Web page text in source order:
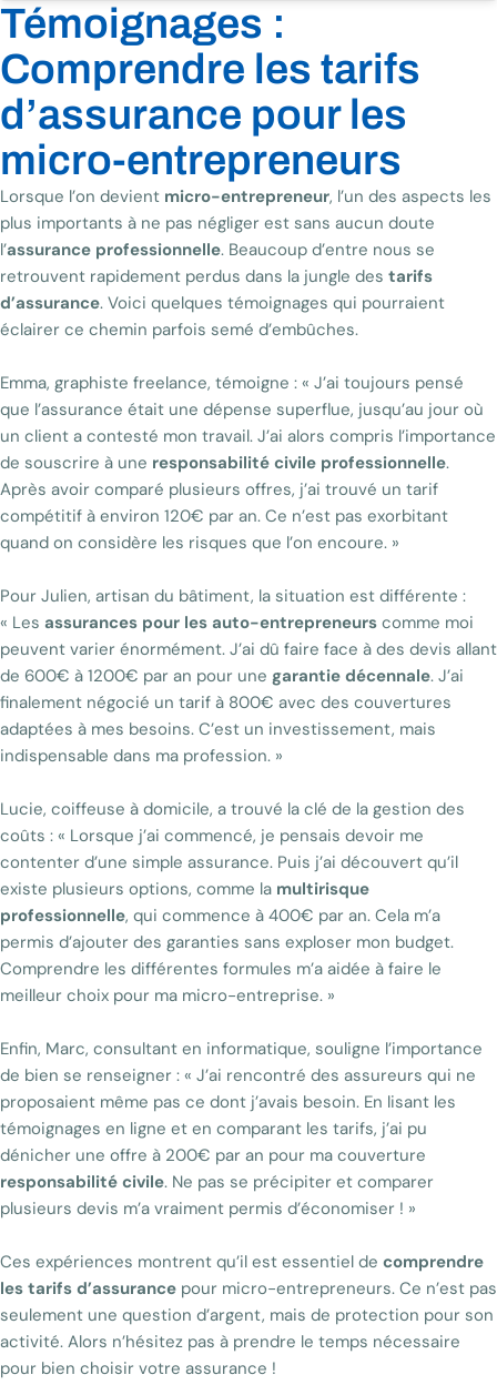
Témoignages :
Comprendre les tarifs
d’assurance pour les
micro-entrepreneurs
Lorsque l’on devient micro-entrepreneur, l’un des aspects les
plus importants à ne pas négliger est sans aucun doute
l’assurance professionnelle. Beaucoup d’entre nous se
retrouvent rapidement perdus dans la jungle des tarifs
d’assurance. Voici quelques témoignages qui pourraient
éclairer ce chemin parfois semé d’embûches.
Emma, graphiste freelance, témoigne : « J’ai toujours pensé
que l’assurance était une dépense superflue, jusqu’au jour où
un client a contesté mon travail. J’ai alors compris l’importance
de souscrire à une responsabilité civile professionnelle.
Après avoir comparé plusieurs offres, j’ai trouvé un tarif
compétitif à environ 120€ par an. Ce n’est pas exorbitant
quand on considère les risques que l’on encoure. »
Pour Julien, artisan du bâtiment, la situation est différente :
« Les assurances pour les auto-entrepreneurs comme moi
peuvent varier énormément. J’ai dû faire face à des devis allant
de 600€ à 1200€ par an pour une garantie décennale. J’ai
finalement négocié un tarif à 800€ avec des couvertures
adaptées à mes besoins. C’est un investissement, mais
indispensable dans ma profession. »
Lucie, coiffeuse à domicile, a trouvé la clé de la gestion des
coûts : « Lorsque j’ai commencé, je pensais devoir me
contenter d’une simple assurance. Puis j’ai découvert qu’il
existe plusieurs options, comme la multirisque
professionnelle, qui commence à 400€ par an. Cela m’a
permis d’ajouter des garanties sans exploser mon budget.
Comprendre les différentes formules m’a aidée à faire le
meilleur choix pour ma micro-entreprise. »
Enfin, Marc, consultant en informatique, souligne l’importance
de bien se renseigner : « J’ai rencontré des assureurs qui ne
proposaient même pas ce dont j’avais besoin. En lisant les
témoignages en ligne et en comparant les tarifs, j’ai pu
dénicher une offre à 200€ par an pour ma couverture
responsabilité civile. Ne pas se précipiter et comparer
plusieurs devis m’a vraiment permis d’économiser ! »
Ces expériences montrent qu’il est essentiel de comprendre
les tarifs d’assurance pour micro-entrepreneurs. Ce n’est pas
seulement une question d’argent, mais de protection pour son
activité. Alors n’hésitez pas à prendre le temps nécessaire
pour bien choisir votre assurance !